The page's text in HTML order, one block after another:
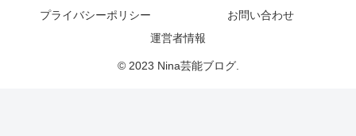
プライバシーポリシー
お問い合わせ
運営者情報
© 2023 Nina芸能ブログ.